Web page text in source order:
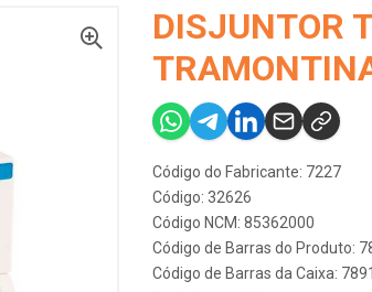
DISJUNTOR
Código do Fabricante: 7227
Código: 32626
Código NCM: 85362000
Código de Barras do Produto:
Código de Barras da Caixa: